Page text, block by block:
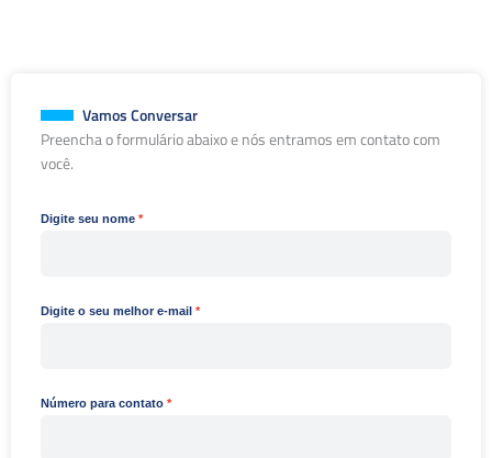
Vamos Conversar
Preencha o formulário abaixo e nós entramos em contato com
você.
Digite seu nome
Digite o seu melhor e-mail
Número para contato